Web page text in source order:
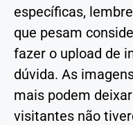
específicas,
que pesam
fazer o upload de
dúvida. As
mais podem
visitantes não